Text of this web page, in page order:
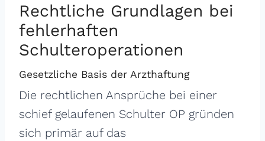
Rechtliche Grundlagen bei
fehlerhaften
Schulteroperationen
Gesetzliche Basis der Arzthaftung
Die rechtlichen Ansprüche bei einer
schief gelaufenen Schulter OP gründen
sich primär auf das